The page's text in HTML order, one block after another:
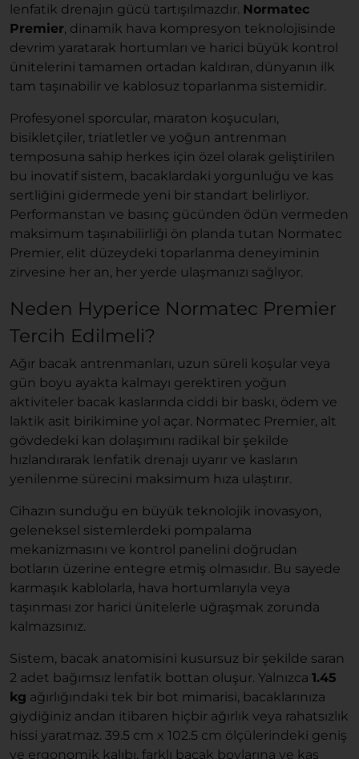
lenfatik drenajın gücü tartışılmazdır. Normatec
Premier, dinamik hava kompresyon teknolojisinde
devrim yaratarak hortumları ve harici büyük kontrol
ünitelerini tamamen ortadan kaldıran, dünyanın ilk
tam taşınabilir ve kablosuz toparlanma sistemidir.
Profesyonel sporcular, maraton koşucuları,
bisikletçiler, triatletler ve yoğun antrenman
temposuna sahip herkes için özel olarak geliştirilen
bu inovatif sistem, bacaklardaki yorgunluğu ve kas
sertliğini gidermede yeni bir standart belirliyor.
Performanstan ve basınç gücünden ödün vermeden
maksimum taşınabilirliği ön planda tutan Normatec
Premier, elit düzeydeki toparlanma deneyiminin
zirvesine her an, her yerde ulaşmanızı sağlıyor.
Neden Hyperice Normatec Premier
Tercih Edilmeli?
Ağır bacak antrenmanları, uzun süreli koşular veya
gün boyu ayakta kalmayı gerektiren yoğun
aktiviteler bacak kaslarında ciddi bir baskı, ödem ve
laktik asit birikimine yol açar. Normatec Premier, alt
gövdedeki kan dolaşımını radikal bir şekilde
hızlandırarak lenfatik drenajı uyarır ve kasların
yenilenme sürecini maksimum hıza ulaştırır.
Cihazın sunduğu en büyük teknolojik inovasyon,
geleneksel sistemlerdeki pompalama
mekanizmasını ve kontrol panelini doğrudan
botların üzerine entegre etmiş olmasıdır. Bu sayede
karmaşık kablolarla, hava hortumlarıyla veya
taşınması zor harici ünitelerle uğraşmak zorunda
kalmazsınız.
Sistem, bacak anatomisini kusursuz bir şekilde saran
2 adet bağımsız lenfatik bottan oluşur. Yalnızca 1.45
kg ağırlığındaki tek bir bot mimarisi, bacaklarınıza
giydiğiniz andan itibaren hiçbir ağırlık veya rahatsızlık
hissi yaratmaz. 39.5 cm x 102.5 cm ölçülerindeki geniş
ve ergonomik kalıbı, farklı bacak boylarına ve kas